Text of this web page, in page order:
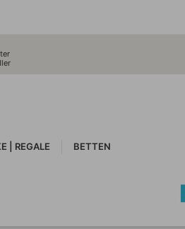
| REGALE BETTEN